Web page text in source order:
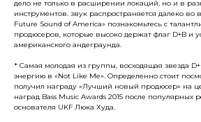
дело не только в расширении локаций, но и в
инструментов. звук распространяется далеко во
Future Sound of America» познакомьтесь с
продюсеров, которые высоко держат флаг D+B и
американского андеграунда.
* Самая молодая из группы, восходящая звезда
энергию в «Not Like Me». Определенно стоит
получил награду «Лучший новый продюсер» на
наград Bass Music Awards 2015 после популярных
основателя UKF Люка Худа.